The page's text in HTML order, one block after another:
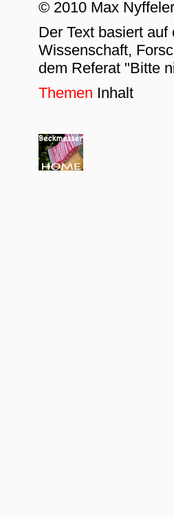
© 2010 Max Nyffeler
Der Text basiert
Wissenschaft,
dem Referat "Bitte
Themen Inhalt